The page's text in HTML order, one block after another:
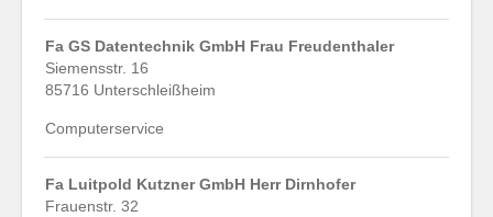
Fa GS Datentechnik GmbH Frau Freudenthaler
Siemensstr. 16
85716 Unterschleißheim
Computerservice
Fa Luitpold Kutzner GmbH Herr Dirnhofer
Frauenstr. 32